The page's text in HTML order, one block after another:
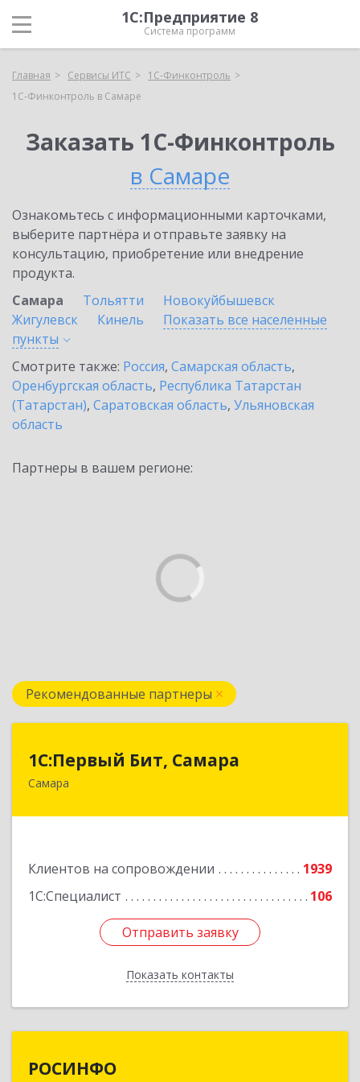
1С:Предприятие 8
Система программ
Главная Сервисы ИТС
1С-Финконтроль
1С-Финконтроль в Самаре
Заказать 1С-Финконтроль
в Самаре
Ознакомьтесь с информационными карточками,
выберите партнёра и отправьте заявку на
консультацию, приобретение или внедрение
продукта.
Самара
Тольятти
Новокуйбышевск
Жигулевск
Кинель
Показать все населенные
пункты
Смотрите также: Россия, Самарская область,
Оренбургская область, Республика Татарстан
(Татарстан), Саратовская область, Ульяновская
область
Партнеры в вашем регионе:
Рекомендованные партнеры
1С:Первый Бит, Самара
Самара
Клиентов на сопровождении
1939
1С:Специалист
106
Отправить заявку
Показать контакты
1С:Первый Бит, Самара
443013, Самарская обл, Самара г, Дачная ул,
Отправить заявку
Назад
РОСИНФО